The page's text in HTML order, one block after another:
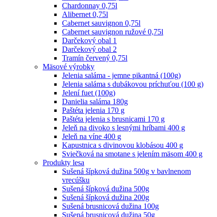
Chardonnay 0,75l
Alibernet 0,75l
Cabernet sauvignon 0,75l
Cabernet sauvignon ružové 0,75l
Darčekový obal 1
Darčekový obal 2
Tramín červený 0,75l
Mäsové výrobky
Jelenia saláma - jemne pikantná (100g)
Jelenia saláma s dubákovou príchuťou (100 g)
Jelení fuet (100g)
Danielia saláma 180g
Paštéta jelenia 170 g
Paštéta jelenia s brusnicami 170 g
Jeleň na divoko s lesnými hríbami 400 g
Jeleň na víne 400 g
Kapustnica s divinovou klobásou 400 g
Sviečková na smotane s jelením mäsom 400 g
Produkty lesa
Sušená šípková dužina 500g v bavlnenom
vrecúšku
Sušená šípková dužina 500g
Sušená šípková dužina 200g
Sušená brusnicová dužina 100g
Sušená brusnicová dužina 50g